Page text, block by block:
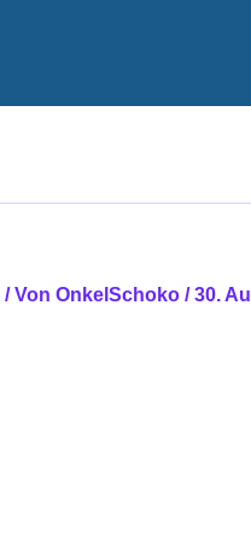
/ Von OnkelSchoko /30.